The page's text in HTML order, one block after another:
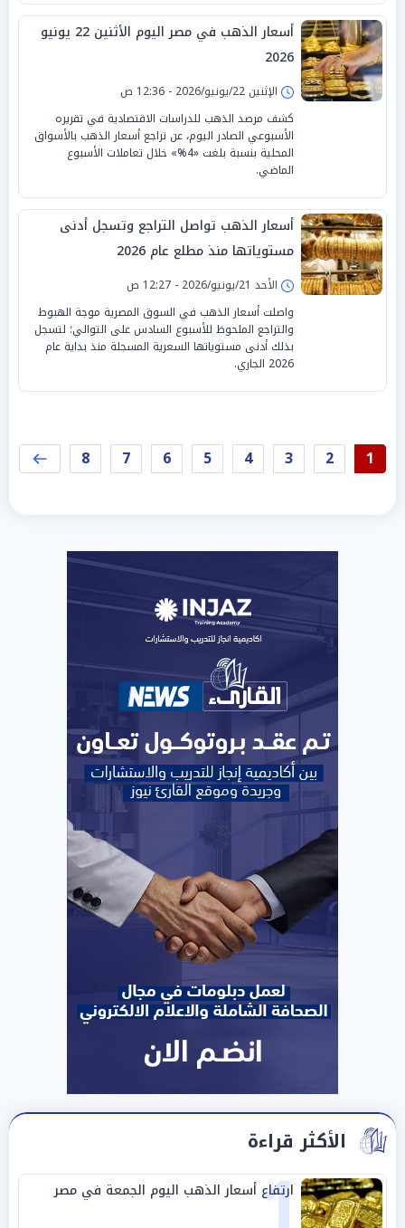
أسعار الذهب في مصر اليوم الأثنين 22 يونيو
2026
الإثنين 22/يونيو/2026 - 12:36 ص
كشف مرصد الذهب للدراسات الاقتصادية في تقريره
الأسبوعي الصادر اليوم، عن تراجع أسعار الذهب بالأسواق
المحلية بنسبة بلغت «4%» خلال تعاملات الأسبوع
الماضي.
أسعار الذهب تواصل التراجع وتسجل أدنى
مستوياتها منذ مطلع عام 2026
الأحد 21/يونيو/2026 - 12:27 ص
واصلت أسعار الذهب في السوق المصرية موجة الهبوط
والتراجع الملحوظ للأسبوع السادس على التوالي؛ لتسجل
بذلك أدنى مستوياتها السعرية المسجلة منذ بداية عام
2026 الجاري.
1
2
3
4
5
6
7
8
الأكثر قراءة
ارتفاع أسعار الذهب اليوم الجمعة في مصر